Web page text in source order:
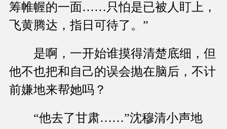
筹帷幄的一面……只怕是已被人盯上，
飞黄腾达，指日可待了。”
是啊，一开始谁摸得清楚底细，但
他不也把和自己的误会抛在脑后，不计
前嫌地来帮她吗？
“他去了甘肃……”沈穆清小声地